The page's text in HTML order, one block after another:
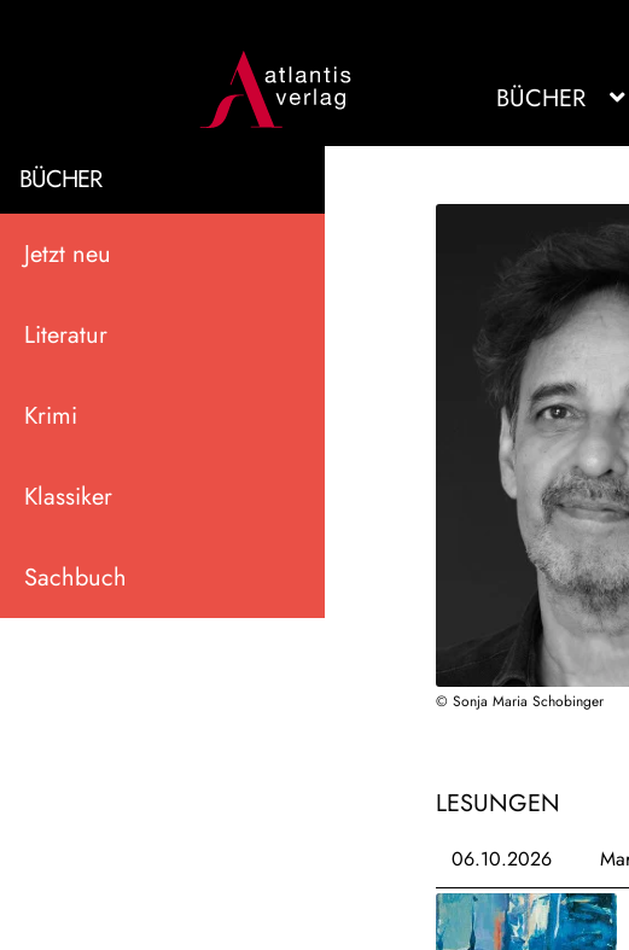
BÜCHER
BÜCHER
Jetzt neu
Literatur
Krimi
Klassiker
Sachbuch
© Sonja Maria Schobinger
LESUNGEN
06.10.2026